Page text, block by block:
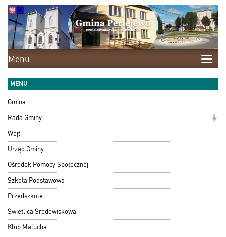
Toggle
Menu
MENU
Gmina
Rada Gminy
Wójt
Urząd Gminy
Ośrodek Pomocy Społecznej
Szkoła Podstawowa
Przedszkole
Świetlica Środowiskowa
Klub Malucha